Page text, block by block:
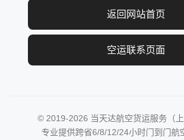
返回网站首页
空运联系页面
© 2019-2026 当天达航空货运服务（
专业提供跨省6/8/12/24小时门到门航